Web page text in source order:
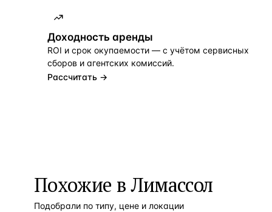
Доходность аренды
ROI и срок окупаемости — с учётом сервисных
сборов и агентских комиссий.
Рассчитать →
Похожие в Лимассол
Подобрали по типу, цене и локации